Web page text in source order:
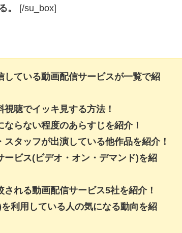
。
[/su_box]
ている動画配信サービスが一覧で紹
聴でイッキ見する方法！
らない程度のあらすじを紹介！
タッフが出演している他作品を紹介！
ビス(ビデオ・オン・デマンド)を紹
れる動画配信サービス5社を紹介！
利用している人の気になる動向を紹